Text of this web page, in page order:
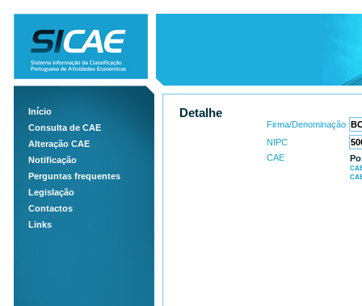
Início
Consulta de CAE
Alteração CAE
Notificação
Perguntas frequentes
Legislação
Contactos
Links
Detalhe
Firma/Denominação
NIPC
CAE